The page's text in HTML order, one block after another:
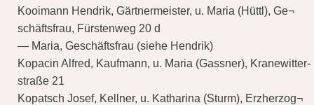
Kooimann Hendrik, Gärtnermeister, u. Maria (Hüttl), Ge¬
schäftsfrau, Fürstenweg 20 d
— Maria, Geschäftsfrau (siehe Hendrik)
Kopacin Alfred, Kaufmann, u. Maria (Gassner), Kranewitter-
straße 21
Kopatsch Josef, Kellner, u. Katharina (Sturm), Erzherzog¬